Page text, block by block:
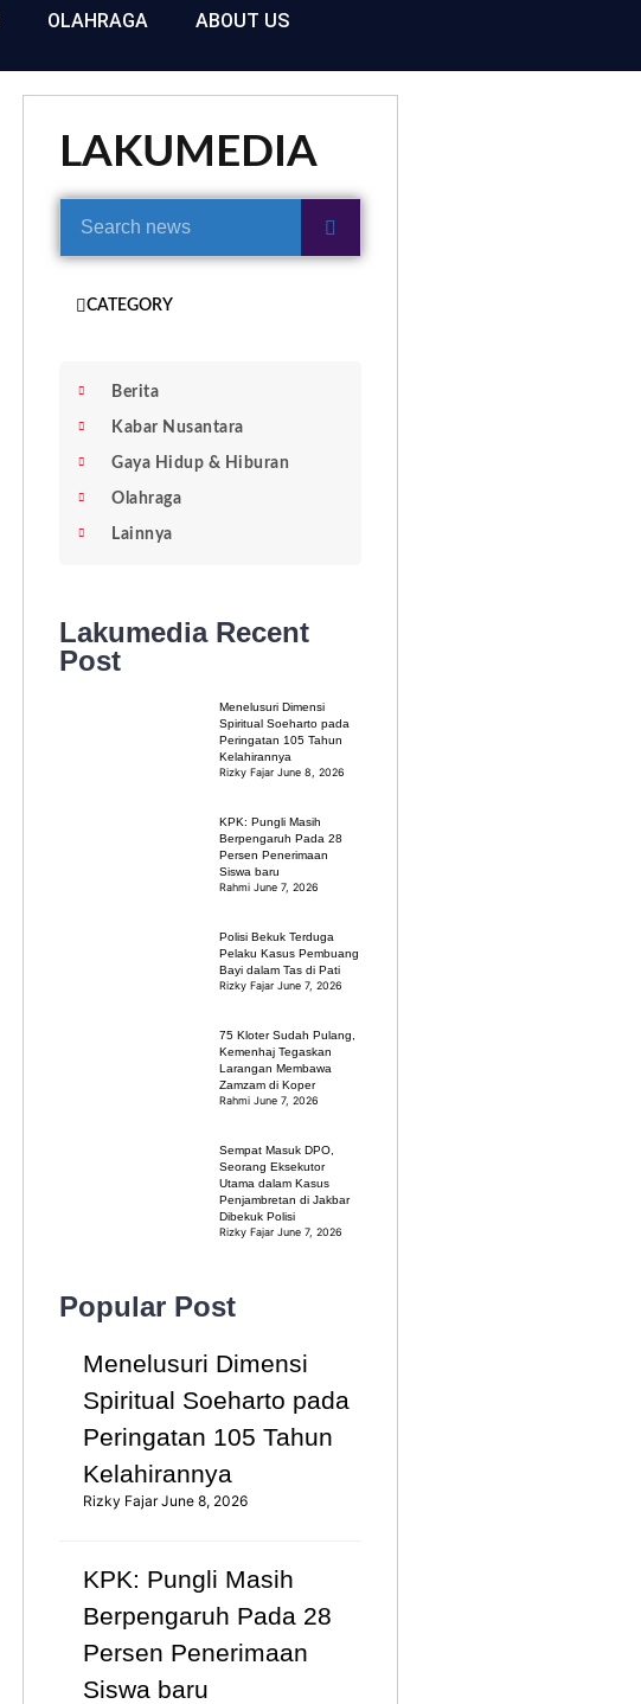
OLAHRAGA ABOUT US
LAKUMEDIA
CATEGORY
Berita
Kabar Nusantara
Gaya Hidup & Hiburan
Olahraga
Lainnya
Lakumedia Recent
Post
Menelusuri Dimensi
Spiritual Soeharto pada
Peringatan 105 Tahun
Kelahirannya
Rizky FajarJune 8, 2026
KPK: Pungli Masih
Berpengaruh Pada 28
Persen Penerimaan
Siswa baru
Rahmi June 7, 2026
Polisi Bekuk Terduga
Pelaku Kasus Pembuang
Bayi dalam Tas di Pati
Rizky FajarJune 7, 2026
75 Kloter Sudah Pulang,
Kemenhaj Tegaskan
Larangan Membawa
Zamzam di Koper
Rahmi June 7, 2026
Sempat Masuk DPO,
Seorang Eksekutor
Utama dalam Kasus
Penjambretan di Jakbar
Dibekuk Polisi
Rizky FajarJune 7, 2026
Popular Post
Menelusuri Dimensi
Spiritual Soeharto pada
Peringatan 105 Tahun
Kelahirannya
Rizky FajarJune 8, 2026
KPK: Pungli Masih
Berpengaruh Pada 28
Persen Penerimaan
Siswa baru